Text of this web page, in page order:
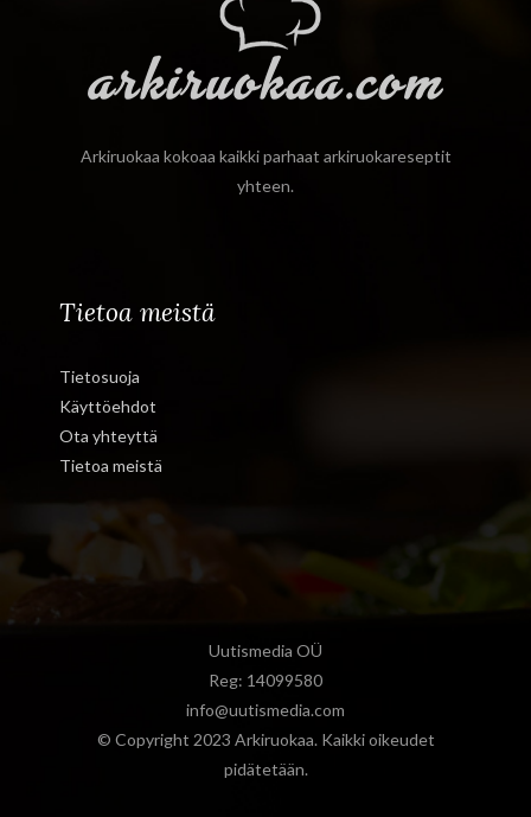
Arkiruokaa kokoaa kaikki parhaat arkiruokareseptit
yhteen.
Tietoa meistä
Tietosuoja
Käyttöehdot
Ota yhteyttä
Tietoa meistä
Uutismedia OÜ
Reg: 14099580
info@uutismedia.com
© Copyright 2023 Arkiruokaa. Kaikki oikeudet
pidätetään.